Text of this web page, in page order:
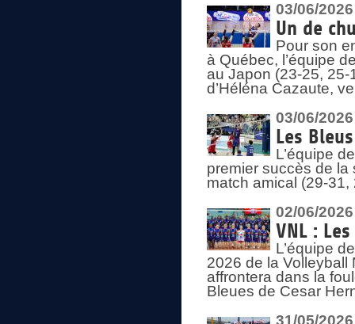
03/06/2026
Un de
Pour son
à Québec, l’équipe
au Japon (23-25,
d’Héléna Cazaute,
03/06/2026
Les
L’équipe
premier succès de la
match amical (29-
02/06/2026
VNL :
L’équipe
2026 de la
affrontera dans la
Bleues de Cesar
31/05/2026